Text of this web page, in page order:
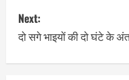
Next:
दो सगे भाइयों की दो घंटे के